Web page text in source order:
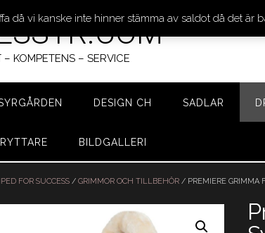
– KOMPETENS – SERVICE
DESIGN CH SADLAR
BILDGALLERI
FOR SUCCESS / GRIMMOR OCH TILLBEHÖR / PREMIERE GRIMMA
då vi kanske inte hinner stämma av saldot då det